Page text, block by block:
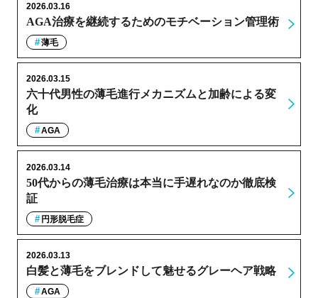
AGA治療を継続するためのモチベーション管理術
2026.03.16
薄毛
六十代男性の薄毛進行メカニズムと加齢による変
化
2026.03.15
AGA
50代からの薄毛治療は本当に手遅れなのか徹底検
証
2026.03.14
円形脱毛症
白髪と薄毛をブレンドして魅せるグレーヘア戦略
2026.03.13
AGA